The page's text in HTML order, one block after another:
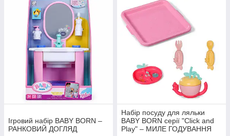
Ігровий набір BABY BORN –
РАНКОВИЙ ДОГЛЯД
Набір посуду для ляльки
BABY BORN серії "Click and
Play" – МИЛЕ ГОДУВАННЯ